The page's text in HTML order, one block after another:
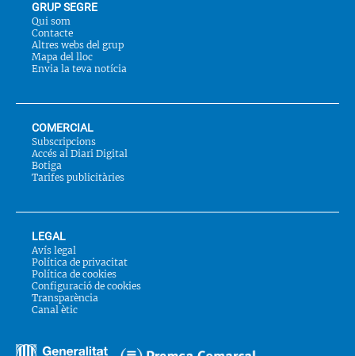
GRUP SEGRE
Qui som
Contacte
Altres webs del grup
Mapa del lloc
Envia la teva notícia
COMERCIAL
Subscripcions
Accés al Diari Digital
Botiga
Tarifes publicitàries
LEGAL
Avís legal
Política de privacitat
Política de cookies
Configuració de cookies
Transparència
Canal ètic